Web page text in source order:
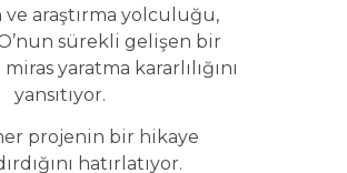
araştırma yolculuğu,
sürekli gelişen bir
yaratma kararlılığını
yansıtıyor.
projenin bir hikaye
hatırlatıyor.